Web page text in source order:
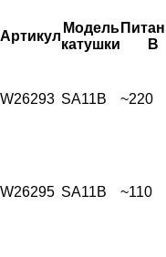
Артикул
Модель
катушки
В
W26293 SA11B ~220
W26295 SA11B ~110